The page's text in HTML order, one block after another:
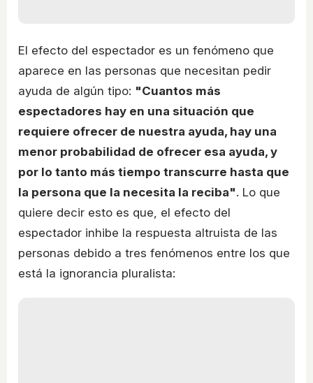
El efecto del espectador es un fenómeno que
aparece en las personas que necesitan pedir
ayuda de algún tipo: "Cuantos más
espectadores hay en una situación que
requiere ofrecer de nuestra ayuda, hay una
menor probabilidad de ofrecer esa ayuda, y
por lo tanto más tiempo transcurre hasta que
la persona que la necesita la reciba". Lo que
quiere decir esto es que, el efecto del
espectador inhibe la respuesta altruista de las
personas debido a tres fenómenos entre los que
está la ignorancia pluralista: